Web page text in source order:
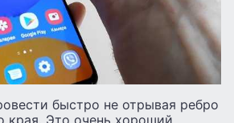
быстро не отрывая ребро